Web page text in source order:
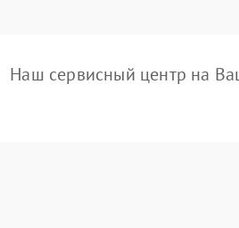
Наш сервисный центр на